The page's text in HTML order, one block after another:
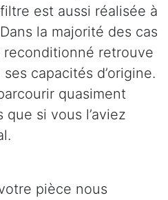
est aussi réalisée à
la majorité des cas
retrouve
capacités d’origine.
quasiment
si vous l’aviez
pièce nous